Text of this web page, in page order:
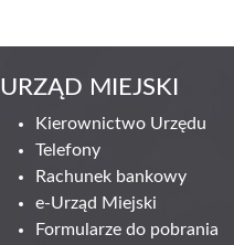
URZĄD MIEJSKI
Kierownictwo Urzędu
Telefony
Rachunek bankowy
e-Urząd Miejski
Formularze do pobrania